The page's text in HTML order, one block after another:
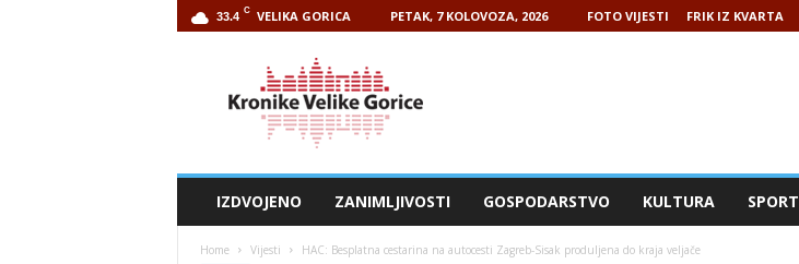
33.4 C VELIKA GORICA PETAK, 7 KOLOVOZA, 2026 FOTO VIJESTI FRIK IZ KVARTA
IZDVOJENO ZANIMLJIVOSTI GOSPODARSTVO KULTURA SPORT
Home Vijesti HAC: Besplatna cestarina na autocesti Zagreb-Sisak produljena do kraja veljače